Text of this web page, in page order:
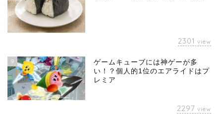
2301 view
9
ゲームキューブには神ゲーが多
い！？個人的1位のエアライドはプ
レミア
2297 view